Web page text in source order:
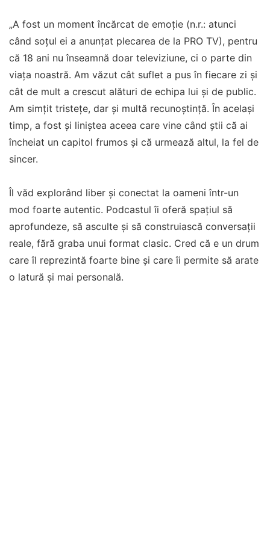
„A fost un moment încărcat de emoție (n.r.: atunci
când soțul ei a anunțat plecarea de la PRO TV), pentru
că 18 ani nu înseamnă doar televiziune, ci o parte din
viața noastră. Am văzut cât suflet a pus în fiecare zi și
cât de mult a crescut alături de echipa lui și de public.
Am simțit tristețe, dar și multă recunoștință. În același
timp, a fost și liniștea aceea care vine când știi că ai
încheiat un capitol frumos și că urmează altul, la fel de
sincer.
Îl văd explorând liber și conectat la oameni într-un
mod foarte autentic. Podcastul îi oferă spațiul să
aprofundeze, să asculte și să construiască conversații
reale, fără graba unui format clasic. Cred că e un drum
care îl reprezintă foarte bine și care îi permite să arate
o latură și mai personală.